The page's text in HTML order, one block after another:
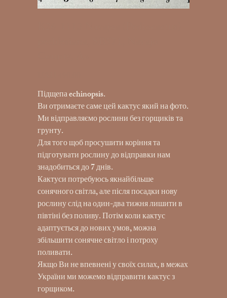
Підщепа echinopsis.
Ви отримаєте саме цей кактус який на фото.
Ми відправляємо рослини без горщиків та
грунту.
Для того щоб просушити коріння та
підготувати рослину до відправки нам
знадобиться до 7 днів.
Кактуси потребуюсь якнайбільше
сонячного світла, але після посадки нову
рослину слід на один-два тижня лишити в
півтіні без поливу. Потім коли кактус
адаптується до нових умов, можна
збільшити сонячне світло і потроху
поливати.
Якщо Ви не впевнені у своїх силах, в межах
України ми можемо відправити кактус з
горщиком.